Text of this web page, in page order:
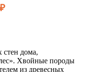
стен дома,
Хвойные породы
из древесных